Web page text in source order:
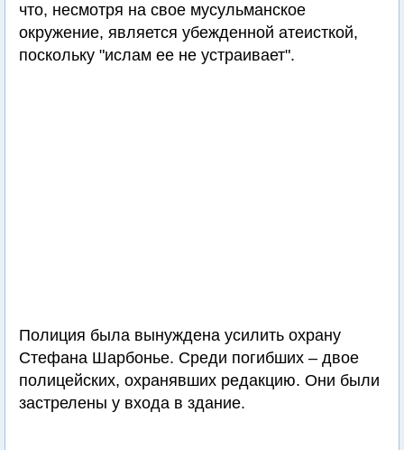
что, несмотря на свое мусульманское
окружение, является убежденной атеисткой,
поскольку "ислам ее не устраивает".
Полиция была вынуждена усилить охрану
Стефана Шарбонье. Среди погибших – двое
полицейских, охранявших редакцию. Они были
застрелены у входа в здание.